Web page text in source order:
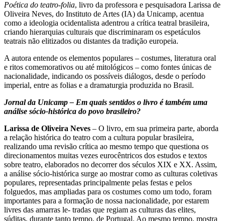
Poética do teatro-folia, livro da professora e pesquisadora Larissa de
Oliveira Neves, do Instituto de Artes (IA) da Unicamp, acentua
como a ideologia ocidentalista adentrou a crítica teatral brasileira,
criando hierarquias culturais que discriminaram os espetáculos
teatrais não elitizados ou distantes da tradição europeia.
A autora entende os elementos populares – costumes, literatura oral
e ritos comemorativos ou até mitológicos – como fontes únicas de
nacionalidade, indicando os possíveis diálogos, desde o período
imperial, entre as folias e a dramaturgia produzida no Brasil.
Jornal da Unicamp – Em quais sentidos o livro é também uma
análise sócio-histórica do povo brasileiro?
Larissa de Oliveira Neves – O livro, em sua primeira parte, aborda
a relação histórica do teatro com a cultura popular brasileira,
realizando uma revisão crítica ao mesmo tempo que questiona os
direcionamentos muitas vezes eurocêntricos dos estudos e textos
sobre teatro, elaborados no decorrer dos séculos XIX e XX. Assim,
a análise sócio-histórica surge ao mostrar como as culturas coletivas
populares, representadas principalmente pelas festas e pelos
folguedos, mas ampliadas para os costumes como um todo, foram
importantes para a formação de nossa nacionalidade, por estarem
livres das amarras le- tradas que regiam as culturas das elites,
súditas, durante tanto tempo, de Portugal. Ao mesmo tempo, mostra